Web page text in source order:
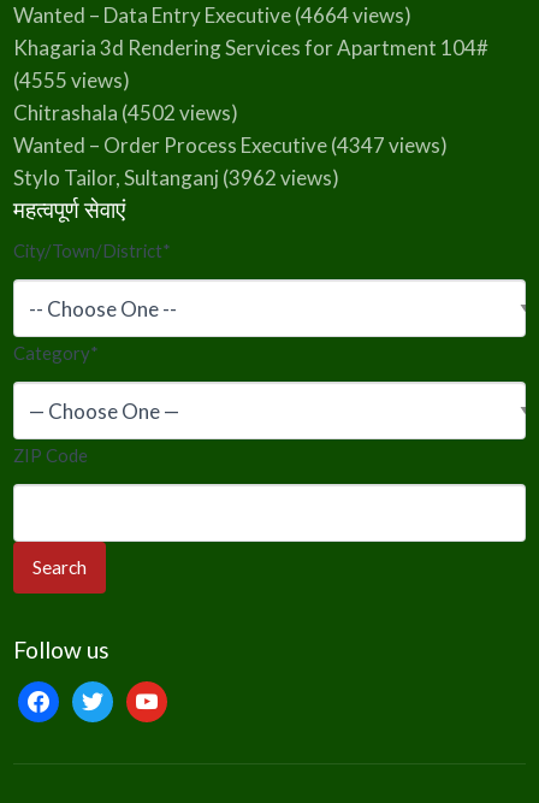
Wanted – Data Entry Executive(4664 views)
Khagaria 3d Rendering Services for Apartment 104#
(4555 views)
Chitrashala (4502 views)
Wanted – Order Process Executive(4347 views)
Stylo Tailor, Sultanganj (3962 views)
महत्वपूर्ण सेवाएं
City/Town/District*
Category*
ZIP Code
Follow us
facebooktwitteryoutube